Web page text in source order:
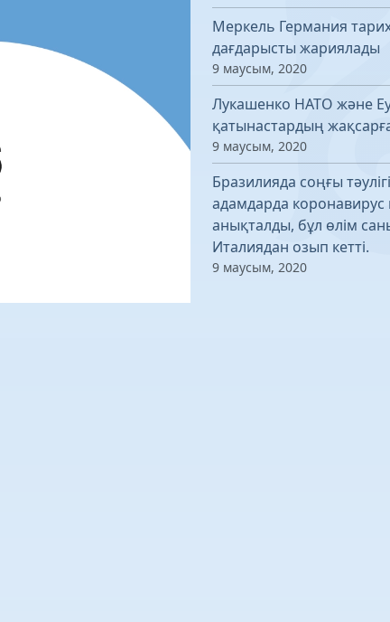
Меркель Германия
дағдарысты жариялады
9 маусым, 2020
Лукашенко НАТО және
қатынастардың
9 маусым, 2020
Бразилияда соңғы
адамдарда
анықталды, бұл өлім
Италиядан озып кетті.
9 маусым, 2020